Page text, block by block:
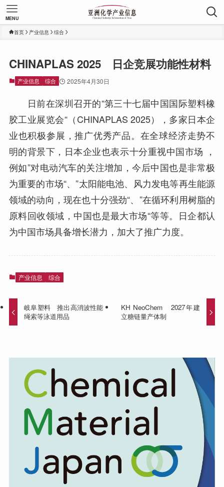
MENU
首页 产业信息 综合
CHINAPLAS 2025 日企竞展功能性材料
产业信息 综合 2025年4月30日
日前在深圳召开的“第三十七届中国国际塑料橡
胶工业展览会“（CHINAPLAS 2025），多家日本企
业也积极参展，推广优秀产品。在全球经济走势不
明的背景下，日本企业也表示十分重视中国市场 ，
例如”对电动汽车的关注增加，今后中国也是非常极
为重要的市场“、”太阳能电池、风力发电等再生能源
领域的动向，现在也十分强劲“、”在循环利用树脂的
原料回收领域，中国也是最大市场“等等。日企都认
为中国市场具备增长潜力，加大了推广力度。
产业信息 综合
岐阜塑料 推出高消波性能
绳索等泳道用品
KH NeoChem 2027年建
立糖链量产体制